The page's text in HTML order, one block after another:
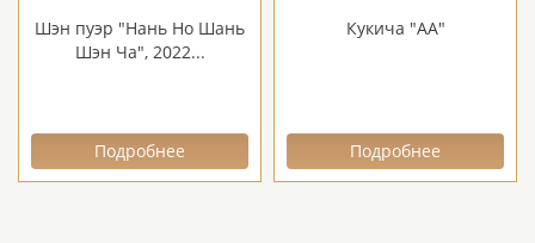
Шэн пуэр "Нань Но Шань
Шэн Ча", 2022...
Подробнее
Кукича "АА"
Подробнее